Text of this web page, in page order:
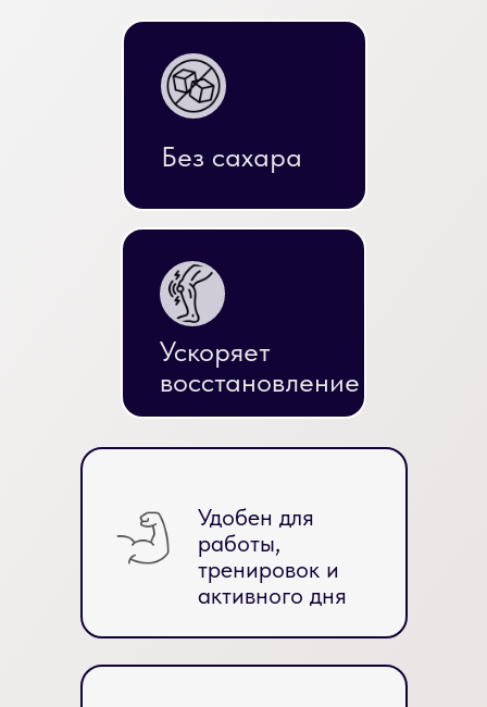
Без сахара
Ускоряет
восстановление
Удобен для
работы,
тренировок и
активного дня